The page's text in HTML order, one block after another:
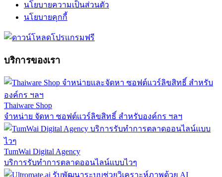
นโยบายความเป็นส่วนตัว
นโยบายคุกกี้
บริการของเรา
Thaiware Shop
จำหน่าย จัดหา ซอฟต์แวร์ลิขสิทธิ์ สำหรับองค์กร ฯลฯ
TumWai Digital Agency
บริการรับทำการตลาดออนไลน์แบบไวๆ